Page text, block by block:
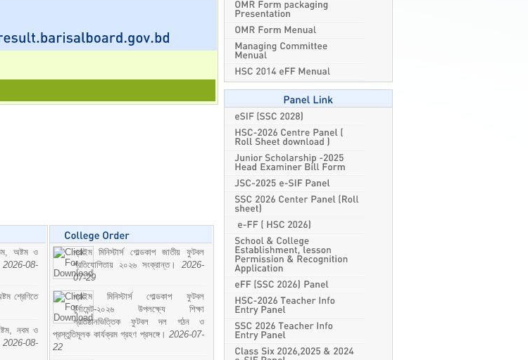
অষ্টম ও
2026-08-
শ্রেণিতে
নবম ও
2026-08-
প্রাইম মিনিস্টার্স গোল্ডকাপ জাতীয় ফুটবল
প্রতিযোগিতায় ২০২৬ সংক্রান্ত। 2026-
07-29
প্রাইম মিনিস্টার্স গোল্ডকাপ ফুটবল
টুর্নামেন্ট-২০২৬ উপলক্ষ্যে শিক্ষা
প্রতিষ্ঠানভিত্তিক ফুটবল দল গঠন ও
প্রস্তুতিমূলক কার্যক্রম গ্রহণ প্রসঙ্গে। 2026-07-
22